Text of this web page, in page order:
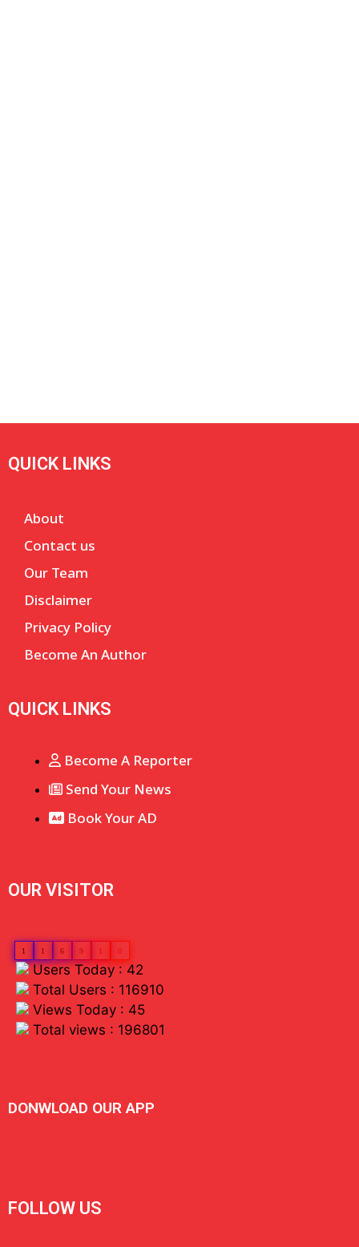
QUICK LINKS
About
Contact us
Our Team
Disclaimer
Privacy Policy
Become An Author
QUICK LINKS
Become A Reporter
Send Your News
Book Your AD
OUR VISITOR
1 1 6 9 1 0
Users Today : 42
Total Users : 116910
Views Today : 45
Total views : 196801
DONWLOAD OUR APP
FOLLOW US